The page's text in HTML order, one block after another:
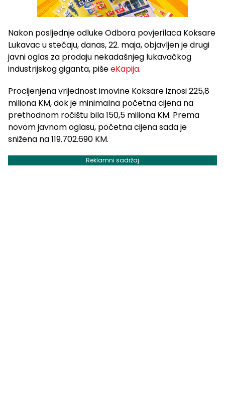
Nakon posljednje odluke Odbora povjerilaca Koksare
Lukavac u stečaju, danas, 22. maja, objavljen je drugi
javni oglas za prodaju nekadašnjeg lukavačkog
industrijskog giganta, pišeeKapija.
Procijenjena vrijednost imovine Koksare iznosi 225,8
miliona KM, dok je minimalna početna cijena na
prethodnom ročištu bila 150,5 miliona KM. Prema
novom javnom oglasu, početna cijena sada je
snižena na 119.702.690 KM.
Reklamni sadržaj